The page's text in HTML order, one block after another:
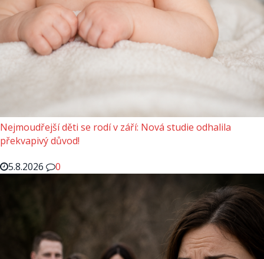
Nejmoudřejší děti se rodí v září: Nová studie odhalila
překvapivý důvod!
5.8.2026
0